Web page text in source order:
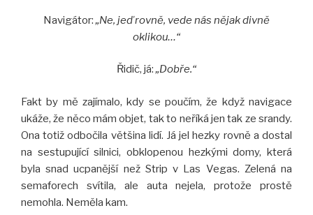
Navigátor: „Ne, jeď rovně, vede nás nějak divně
oklikou…“
Řidič, já:„Dobře.“
Fakt by mě zajímalo, kdy se poučím, že když navigace
ukáže, že něco mám objet, tak to neříká jen tak ze srandy.
Ona totiž odbočila většina lidí. Já jel hezky rovně a dostal
na sestupující silnici, obklopenou hezkými domy, která
byla snad ucpanější než Strip v Las Vegas. Zelená na
semaforech svítila, ale auta nejela, protože prostě
nemohla. Neměla kam.